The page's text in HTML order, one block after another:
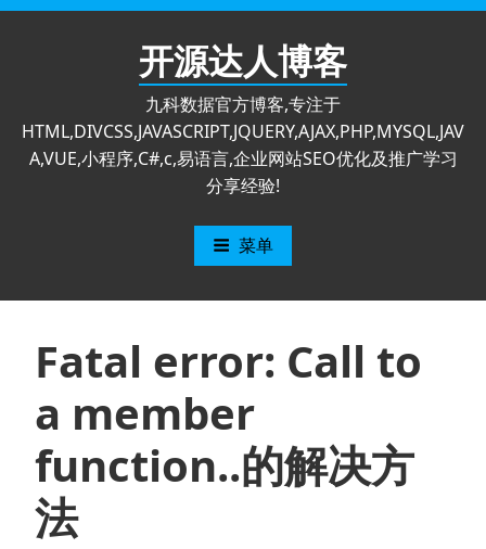
跳
开源达人博客
九科数据官方博客,专注于
HTML,DIVCSS,JAVASCRIPT,JQUERY,AJAX,PHP,MYSQL,JAV
A,VUE,小程序,C#,c,易语言,企业网站SEO优化及推广学习
分享经验!
菜单
Fatal error: Call to
a member
function..的解决方
法